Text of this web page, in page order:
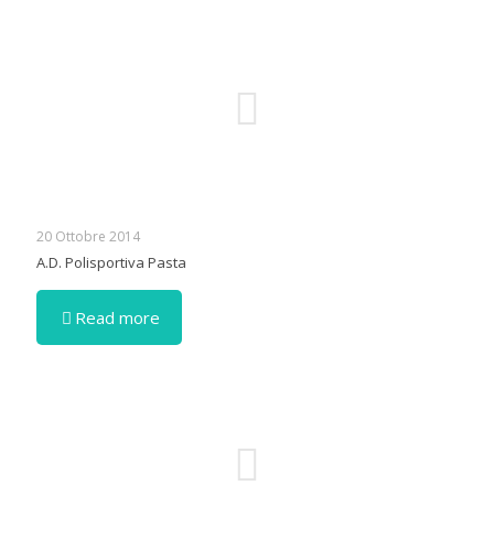
20 Ottobre 2014
A.D. Polisportiva Pasta
Read more